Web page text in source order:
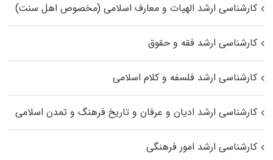
کارشناسی ارشد الهیات و معارف اسلامی (مخصوص اهل سنت)
کارشناسی ارشد فقه و حقوق
کارشناسی ارشد فلسفه و کلام اسلامی
کارشناسی ارشد ادیان و عرفان و تاریخ فرهنگ و تمدن اسلامی
کارشناسی ارشد امور فرهنگی